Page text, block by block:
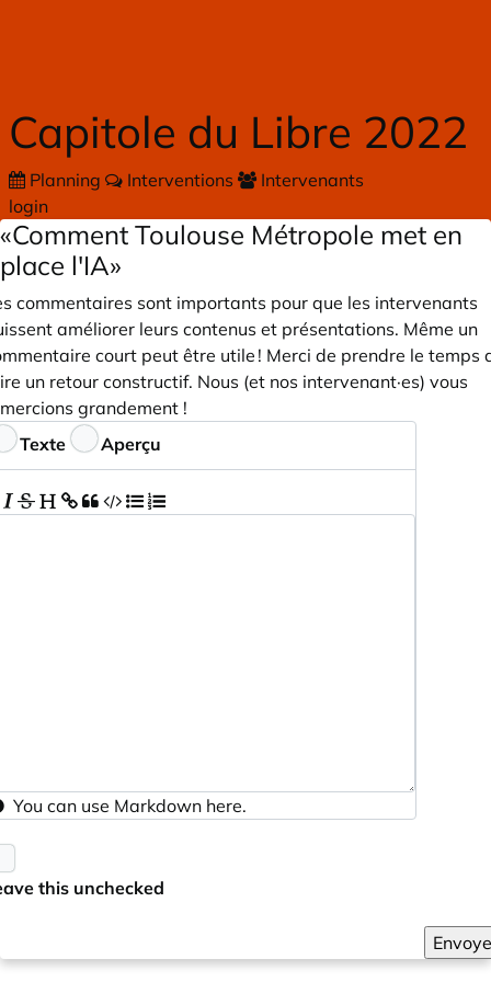
Capitole du Libre 2022
Planning Interventions
Intervenants
login
«Comment Toulouse Métropole met en
place l'IA»
commentaires sont importants pour que les intervenants
améliorer leurs contenus et présentations. Même un
court peut être utile ! Merci de prendre le temps
un retour constructif. Nous (et nos intervenant·es) vous
grandement !
Texte Aperçu
You can use Markdown here.
this unchecked